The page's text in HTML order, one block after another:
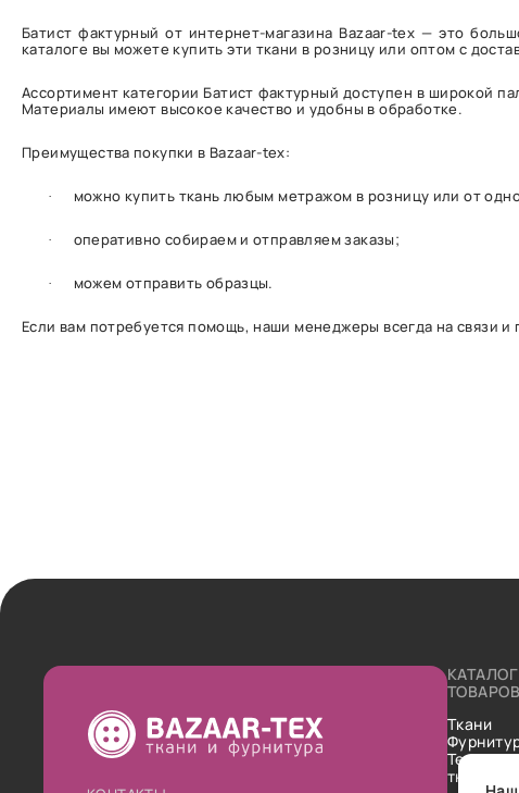
Батист фактурный от интернет-магазина Bazaar-tex — это
каталоге вы можете купить эти ткани в розницу или оптом с
Ассортимент категории Батист фактурный доступен в широкой
Материалы имеют высокое качество и удобны в обработке.
Преимущества покупки в Bazaar-tex:
· можно купить ткань любым метражом в розницу или от
· оперативно собираем и отправляем заказы;
· можем отправить образцы.
Если вам потребуется помощь, наши менеджеры всегда на связи и
КАТАЛОГ
ТОВАРОВ
Ткани
ткани